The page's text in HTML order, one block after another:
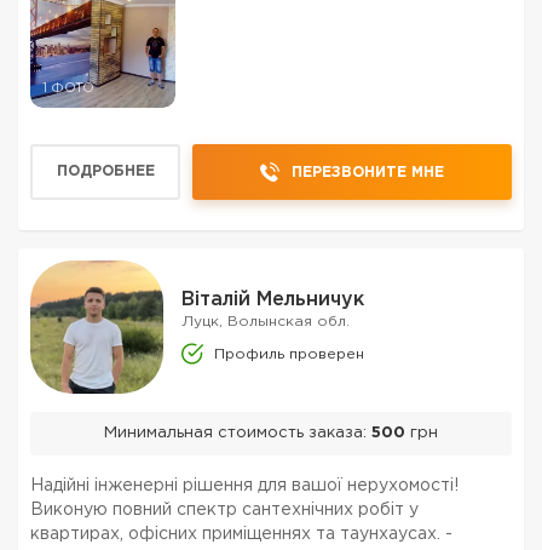
1 ФОТО
ПОДРОБНЕЕ ПЕРЕЗВОНИТЕ МНЕ
Віталій Мельничук
Луцк, Волынская обл.
Профиль проверен
Минимальная стоимость заказа: 500 грн
Надійні інженерні рішення для вашої нерухомості!
Виконую повний спектр сантехнічних робіт у
квартирах, офісних приміщеннях та таунхаусах. -